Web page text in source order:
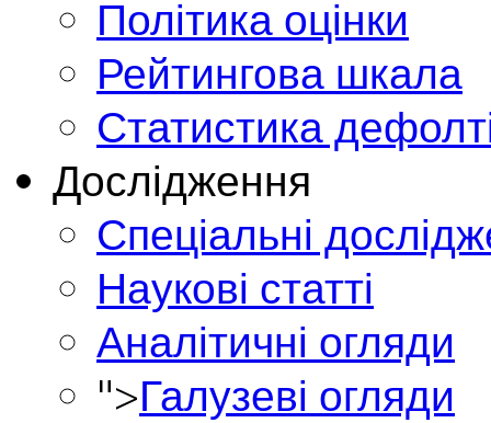
Політика оцінки
Рейтингова шкала
Статистика
Дослідження
Спеціальні
Наукові статті
Аналітичні огляди
">Галузеві огляди